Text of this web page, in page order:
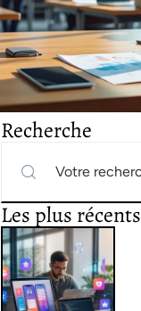
Recherche
Les plus récents